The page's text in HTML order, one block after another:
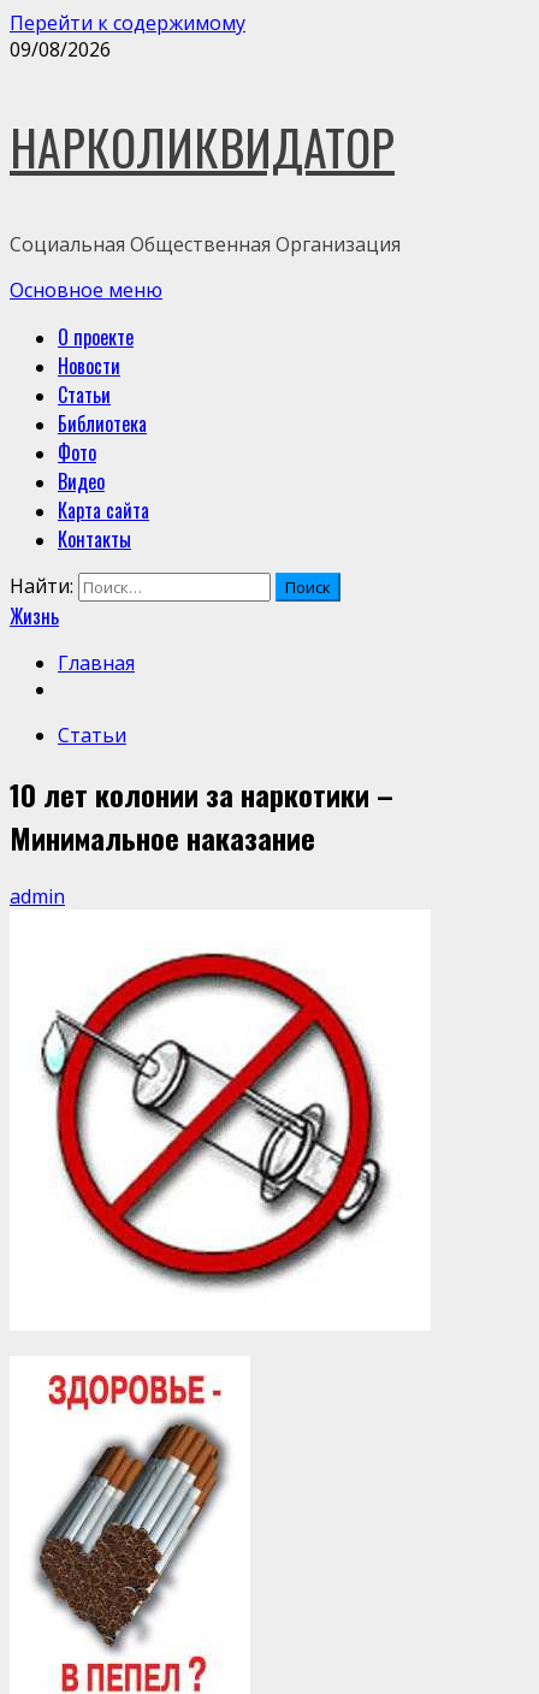
Перейти к содержимому
09/08/2026
НАРКОЛИКВИДАТОР
Социальная Общественная Организация
Основное меню
О проекте
Новости
Статьи
Библиотека
Фото
Видео
Карта сайта
Контакты
Найти:
Жизнь
Главная
Статьи
10 лет колонии за наркотики –
Минимальное наказание
admin